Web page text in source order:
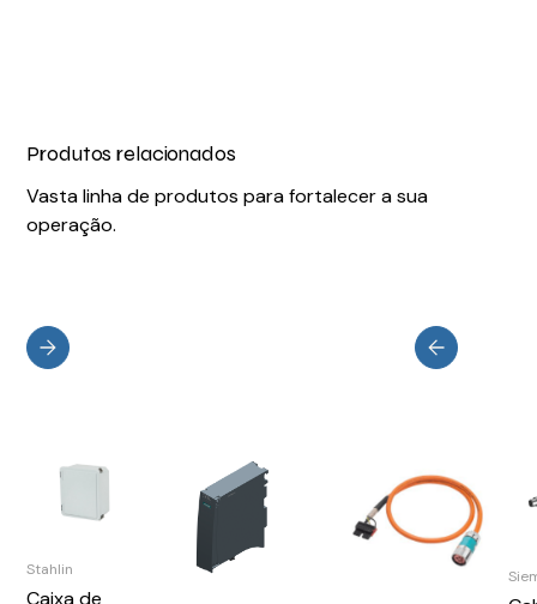
Produtos relacionados
Vasta linha de produtos para fortalecer a sua
operação.
Stahlin
Caixa de